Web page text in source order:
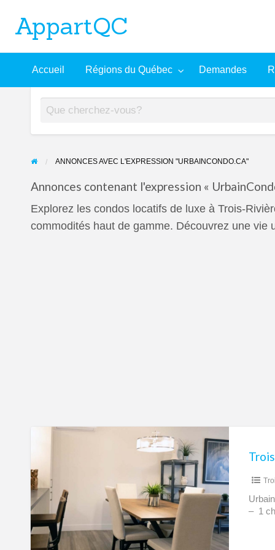
Recherche
Aide
À
AppartQC
Accueil Régions du Québec Demandes
ANNONCES AVEC L'EXPRESSION "URBAINCONDO.CA"
Annonces contenant l'expression «
Explorez les condos locatifs de luxe à Trois-
commodités haut de gamme. Découvrez une vie
–
Condos
3
1/2,
4
– 1